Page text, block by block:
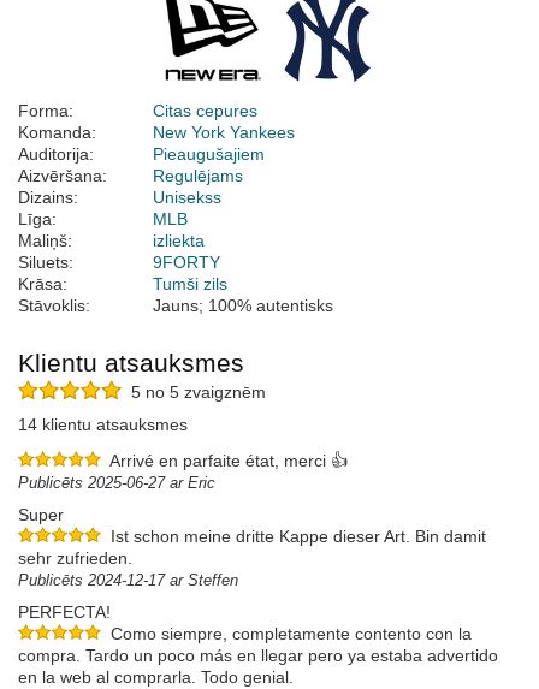
Forma:
Citas cepures
Komanda:
New York Yankees
Auditorija:
Pieaugušajiem
Aizvēršana:
Regulējams
Dizains:
Unisekss
Līga:
MLB
Maliņš:
izliekta
Siluets:
9FORTY
Krāsa:
Tumši zils
Stāvoklis:
Jauns; 100% autentisks
Klientu atsauksmes
5 no 5 zvaigznēm
14 klientu atsauksmes
Arrivé en parfaite état, merci 👍
Publicēts 2025-06-27 ar Eric
Super
Ist schon meine dritte Kappe dieser Art. Bin damit
sehr zufrieden.
Publicēts 2024-12-17 ar Steffen
PERFECTA!
Como siempre, completamente contento con la
compra. Tardo un poco más en llegar pero ya estaba advertido
en la web al comprarla. Todo genial.